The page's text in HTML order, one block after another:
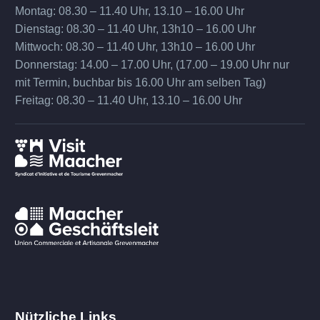
Montag: 08.30 – 11.40 Uhr, 13.10 – 16.00 Uhr
Dienstag: 08.30 – 11.40 Uhr, 13h10 – 16.00 Uhr
Mittwoch: 08.30 – 11.40 Uhr, 13h10 – 16.00 Uhr
Donnerstag: 14.00 – 17.00 Uhr, (17.00 – 19.00 Uhr nur
mit Termin, buchbar bis 16.00 Uhr am selben Tag)
Freitag: 08.30 – 11.40 Uhr, 13.10 – 16.00 Uhr